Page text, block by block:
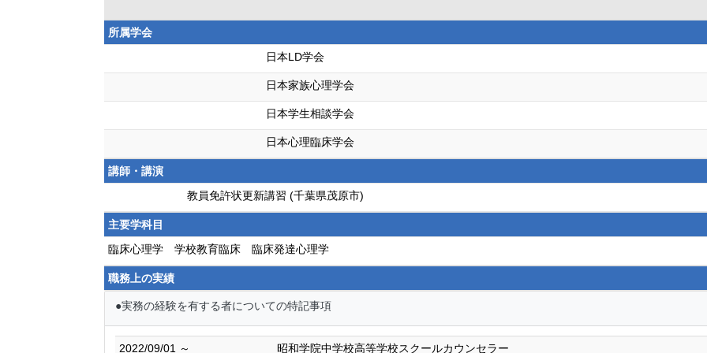
所属学会
日本LD学会
日本家族心理学会
日本学生相談学会
日本心理臨床学会
講師・講演
教員免許状更新講習 (千葉県茂原市)
主要学科目
臨床心理学 学校教育臨床 臨床発達心理学
職務上の実績
●実務の経験を有する者についての特記事項
2022/09/01 ～ 昭和学院中学校高等学校スクールカウンセラー